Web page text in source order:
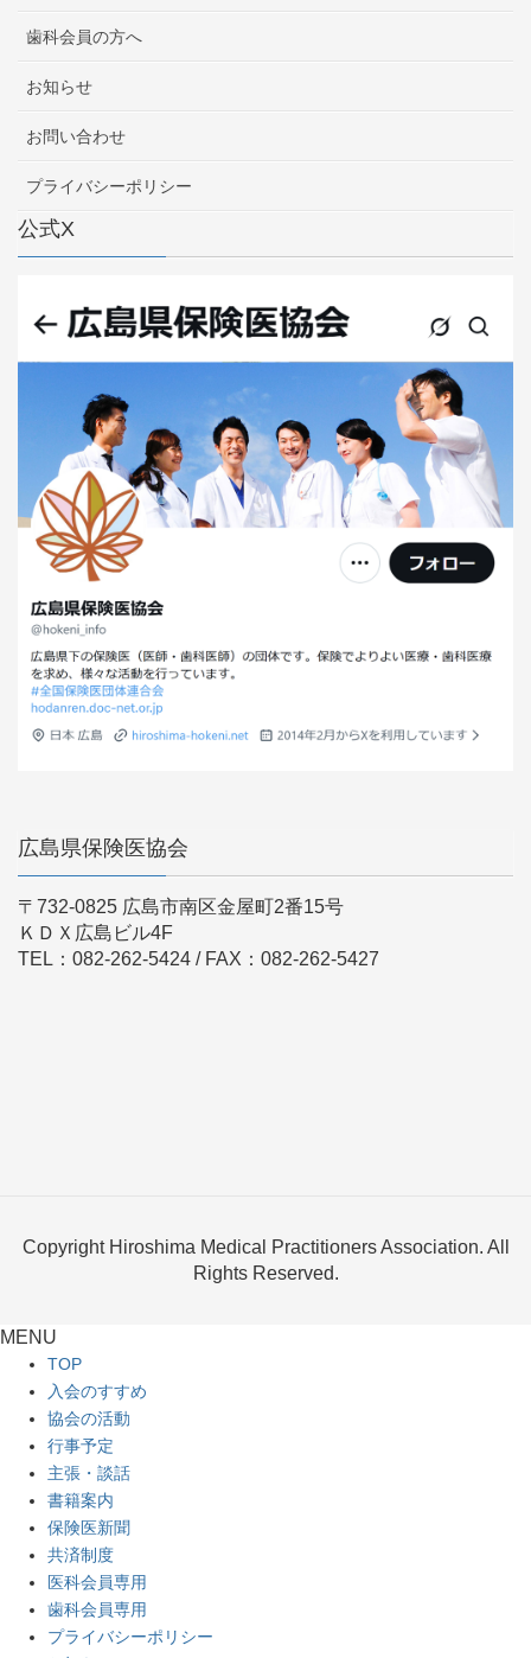
歯科会員の方へ
お知らせ
お問い合わせ
プライバシーポリシー
公式X
広島県保険医協会
〒732-0825 広島市南区金屋町2番15号
ＫＤＸ広島ビル4F
TEL：082-262-5424 / FAX：082-262-5427
Copyright Hiroshima Medical Practitioners Association. All
Rights Reserved.
MENU
TOP
入会のすすめ
協会の活動
行事予定
主張・談話
書籍案内
保険医新聞
共済制度
医科会員専用
歯科会員専用
プライバシーポリシー